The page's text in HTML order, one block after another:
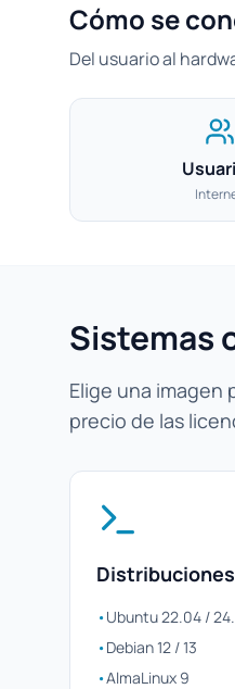
Cómo se
Del usuario al
Sistemas
Elige una imagen
precio de las
•Ubuntu 22.04 /
•Debian 12 / 13
•AlmaLinux 9